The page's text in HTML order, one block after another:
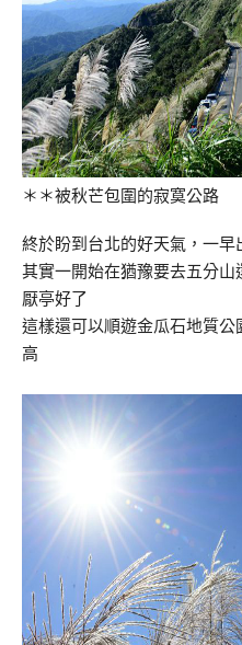
＊＊被秋芒包圍的寂寞公路
終於盼到台北的好天氣，一早
其實一開始在猶豫要去五分
厭亭好了
這樣還可以順遊金瓜石地質
高